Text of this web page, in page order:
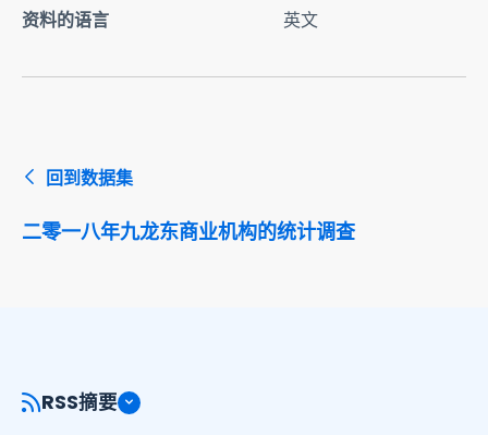
资料的语言
英文
回到数据集
二零一八年九龙东商业机构的统计调查
RSS摘要